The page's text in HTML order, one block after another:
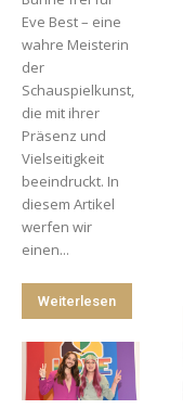
Eve Best – eine
wahre Meisterin
der
Schauspielkunst,
die mit ihrer
Präsenz und
Vielseitigkeit
beeindruckt. In
diesem Artikel
werfen wir
einen...
Weiterlesen